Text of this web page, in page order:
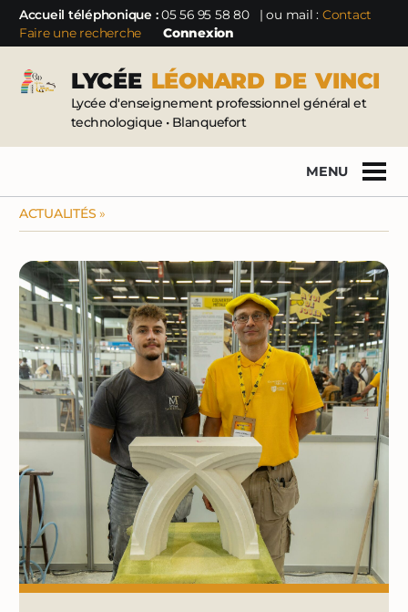
Accueil téléphonique :05 56 95 58 80 | ou mail : Contact
Faire une recherche
Connexion
LYCÉE LÉONARD DE VINCI
Lycée d'enseignement professionnel général et
technologique • Blanquefort
MENU
ACTUALITÉS »